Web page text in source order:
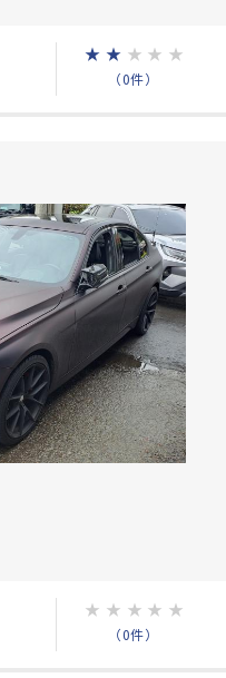
★ ★ ★ ★ ★
（0件）
★ ★ ★ ★ ★
（0件）